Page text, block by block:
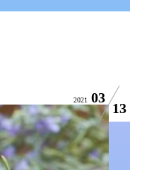
2021 03
13